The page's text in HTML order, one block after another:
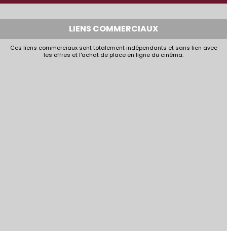
LIENS COMMERCIAUX
Ces liens commerciaux sont totalement indépendants et sans lien avec
les offres et l'achat de place en ligne du cinéma.